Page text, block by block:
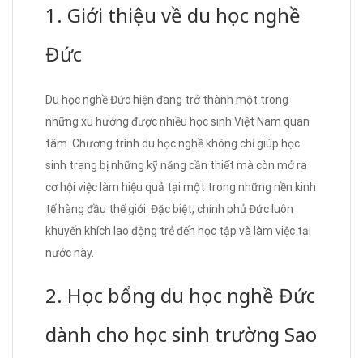
1. Giới thiệu về du học nghề
Đức
Du học nghề Đức hiện đang trở thành một trong
những xu hướng được nhiều học sinh Việt Nam quan
tâm. Chương trình du học nghề không chỉ giúp học
sinh trang bị những kỹ năng cần thiết mà còn mở ra
cơ hội việc làm hiệu quả tại một trong những nền kinh
tế hàng đầu thế giới. Đặc biệt, chính phủ Đức luôn
khuyến khích lao động trẻ đến học tập và làm việc tại
nước này.
2. Học bổng du học nghề Đức
dành cho học sinh trường Sao